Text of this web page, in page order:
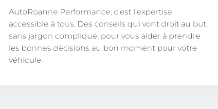
AutoRoanne Performance, c’est l’expertise
accessible à tous. Des conseils qui vont droit au but,
sans jargon compliqué, pour vous aider à prendre
les bonnes décisions au bon moment pour votre
véhicule.